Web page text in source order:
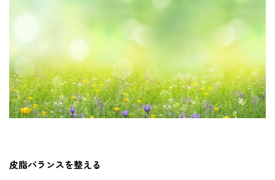
皮脂バランスを整える